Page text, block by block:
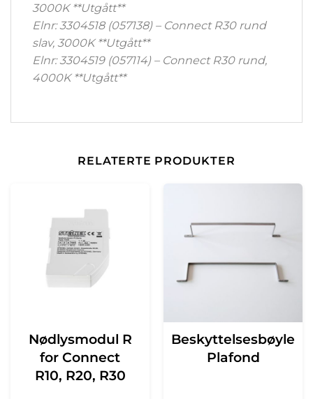
3000K **Utgått**
Elnr: 3304518 (057138) – Connect R30 rund
slav, 3000K **Utgått**
Elnr: 3304519 (057114) – Connect R30 rund,
4000K **Utgått**
RELATERTE PRODUKTER
Nødlysmodul R
for Connect
R10, R20, R30
Beskyttelsesbøyle
Plafond